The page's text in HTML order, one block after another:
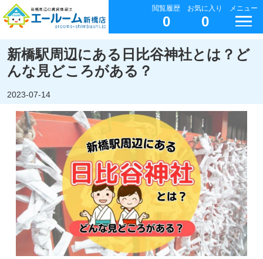
閲覧履歴
0
お気に入り
0
メニュー
新橋駅周辺にある日比谷神社とは？ど
んな見どころがある？
2023-07-14